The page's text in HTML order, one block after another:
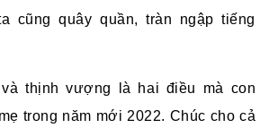
cũng quây quần, tràn ngập tiếng
và thịnh vượng là hai điều mà con
trong năm mới 2022. Chúc cho cả